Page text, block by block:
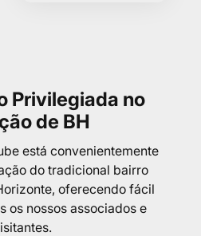
Privilegiada no
de BH
está convenientemente
do tradicional bairro
oferecendo fácil
os nossos associados e